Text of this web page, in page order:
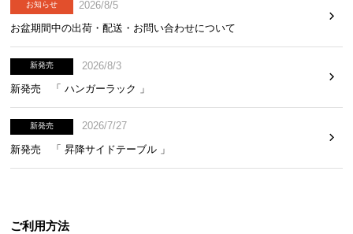
お知らせ
2026/8/5
お盆期間中の出荷・配送・お問い合わせについて
新発売
2026/8/3
新発売 「 ハンガーラック 」
新発売
2026/7/27
新発売 「 昇降サイドテーブル 」
ご利用方法